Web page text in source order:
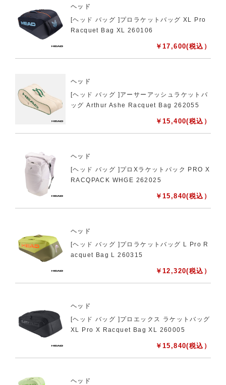
ヘッド
[ヘッド バッグ ]プロラケットバッグ XL Pro
Racquet Bag XL 260106
￥ 17,600(税込）
ヘッド
[ヘッド バッグ ]アーサーアッシュラケットバ
ッグ Arthur Ashe Racquet Bag 262055
￥ 15,400(税込）
ヘッド
[ヘッド バッグ ]プロXラケットパック PRO X
RACQPACK WHGE 262025
￥ 15,840(税込）
ヘッド
[ヘッド バッグ ]プロラケットバッグ L Pro R
acquet Bag L 260315
￥ 12,320(税込）
ヘッド
[ヘッド バッグ ]プロエックス ラケットバッグ
XL Pro X Racquet Bag XL 260005
￥ 15,840(税込）
ヘッド